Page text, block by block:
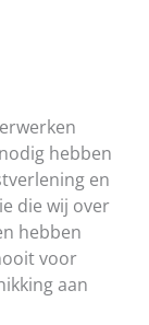
hebben
en
die wij over
hebben
voor
aan